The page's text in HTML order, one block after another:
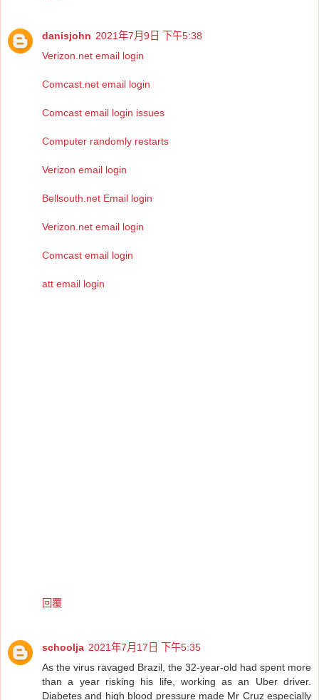
danisjohn 2021年7月9日 下午5:38
Verizon.net email login
Comcast.net email login
Comcast email login issues
Computer randomly restarts
Verizon email login
Bellsouth.net Email login
Verizon.net email login
Comcast email login
att email login
回覆
schoolja 2021年7月17日 下午5:35
As the virus ravaged Brazil, the 32-year-old had spent more
than a year risking his life, working as an Uber driver.
Diabetes and high blood pressure made Mr Cruz especially